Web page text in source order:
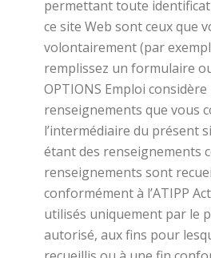
permettant toute
ce site Web sont ceux que
volontairement (par
remplissez un formulaire
OPTIONS Emploi considère
renseignements que vous
l’intermédiaire du présent
étant des renseignements
renseignements sont
conformément à l’ATIPP
utilisés uniquement par le
autorisé, aux fins pour